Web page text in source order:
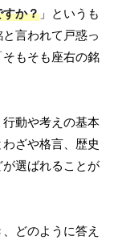
すか？ 」というも
言われて戸惑っ
もそも座右の銘
動や考えの基本
ざや格言、歴史
選ばれることが
どのように答え